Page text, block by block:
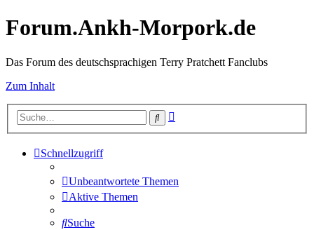
Forum.Ankh-Morpork.de
Das Forum des deutschsprachigen Terry Pratchett Fanclubs
Zum Inhalt
Suche
Schnellzugriff
Unbeantwortete Themen
Aktive Themen
Suche